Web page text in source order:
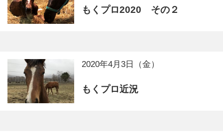
もくプロ2020 その２
2020年4月3日（金）
もくプロ近況